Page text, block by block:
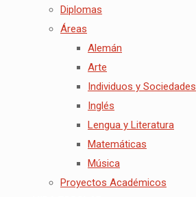
Diplomas
Áreas
Alemán
Arte
Individuos y Sociedades
Inglés
Lengua y Literatura
Matemáticas
Música
Proyectos Académicos